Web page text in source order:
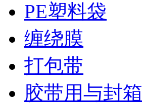
PE塑料袋
缠绕膜
打包带
胶带用与封箱